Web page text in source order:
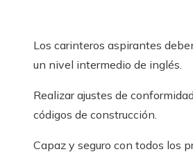
Los carinteros aspirantes
un nivel intermedio de inglés.
Realizar ajustes de
códigos de construcción.
Capaz y seguro con todos los